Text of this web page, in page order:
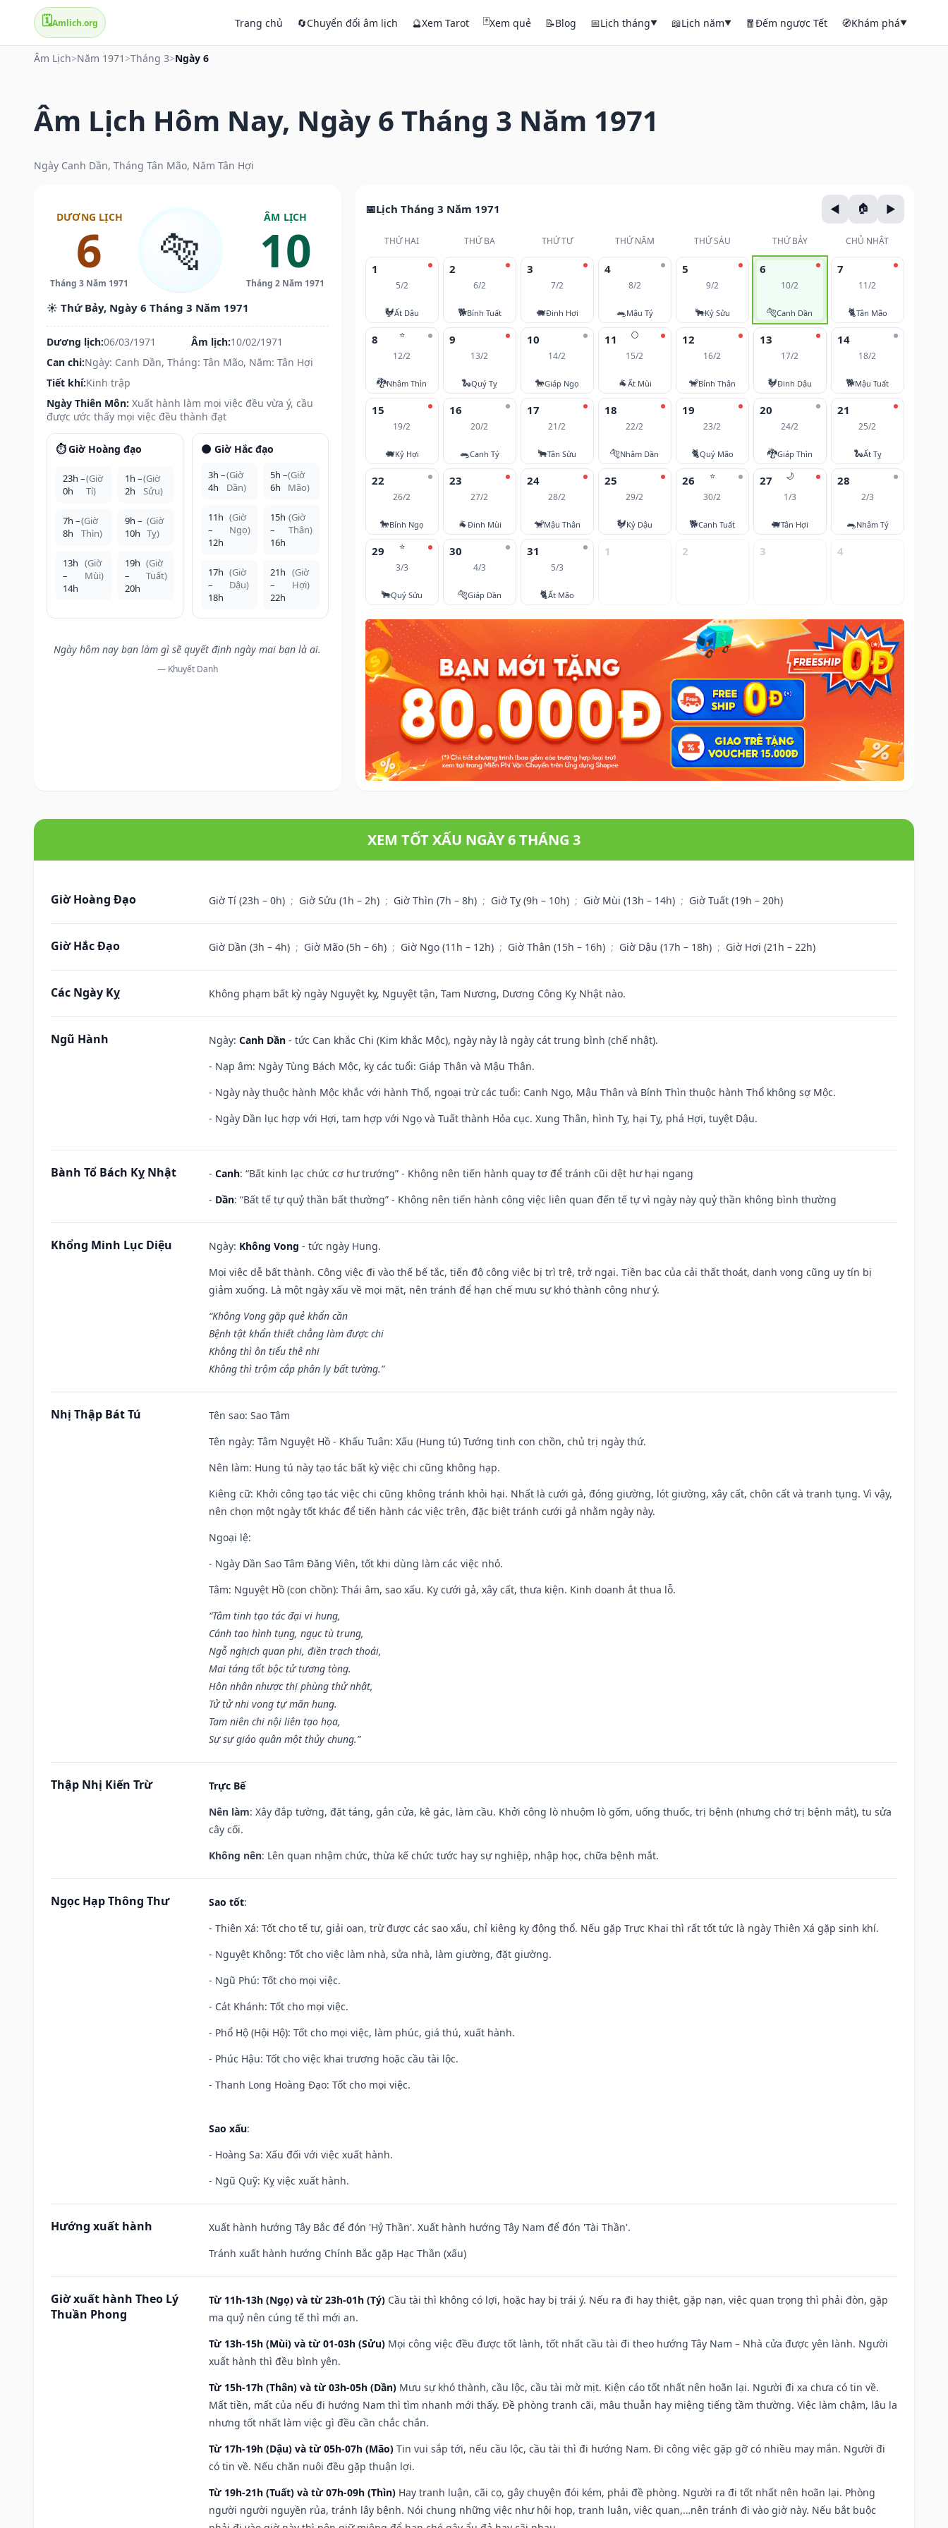
🗓️Amlich.org Trang chủ 🔄Chuyển đổi âm lịch 🔮Xem Tarot 🃏Xem quẻ 📝Blog 📅Lịch tháng▼ 📖Lịch năm▼ 🧧Đếm ngược Tết 🧭Khám phá▼
Âm Lịch>Năm 1971 >Tháng 3>Ngày 6
Âm Lịch Hôm Nay, Ngày 6 Tháng 3 Năm 1971
Ngày Canh Dần, Tháng Tân Mão, Năm Tân Hợi
DƯƠNG LỊCH
6
Tháng 3 Năm 1971
🐅
ÂM LỊCH
10
Tháng 2 Năm 1971
☀️ Thứ Bảy, Ngày 6 Tháng 3 Năm 1971
Dương lịch:06/03/1971 Âm lịch:10/02/1971
Can chi:Ngày: Canh Dần, Tháng: Tân Mão, Năm: Tân Hợi
Tiết khí:Kinh trập
Ngày Thiên Môn: Xuất hành làm mọi việc đều vừa ý, cầu
được ước thấy mọi việc đều thành đạt
⏱️ Giờ Hoàng đạo
23h –
0h
(Giờ
Tí)
1h –
2h
(Giờ
Sửu)
7h –
8h
(Giờ
Thìn)
9h –
10h
(Giờ
Tỵ)
13h
–
14h
(Giờ
Mùi)
19h
–
20h
(Giờ
Tuất)
🌑 Giờ Hắc đạo
3h –
4h
(Giờ
Dần)
5h –
6h
(Giờ
Mão)
11h
–
12h
(Giờ
Ngọ)
15h
–
16h
(Giờ
Thân)
17h
–
18h
(Giờ
Dậu)
21h
–
22h
(Giờ
Hợi)
Ngày hôm nay bạn làm gì sẽ quyết định ngày mai bạn là ai.
— Khuyết Danh
Lịch Tháng 3 Năm 1971
THỨ HAI THỨ BA THỨ TƯ THỨ NĂM THỨ SÁU THỨ BẢY CHỦ NHẬT
1
5/2
🐓Ất Dậu
2
6/2
🐕Bính Tuất
3
7/2
🐖Đinh Hợi
4
8/2
🐀Mậu Tý
5
9/2
🐂Kỷ Sửu
6
10/2
🐅Canh Dần
7
11/2
🐈Tân Mão
⭐
8
12/2
🐉Nhâm Thìn
9
13/2
🐍Quý Tỵ
10
14/2
🐎Giáp Ngọ
🌕
11
15/2
🐐Ất Mùi
12
16/2
🐒Bính Thân
13
17/2
🐓Đinh Dậu
14
18/2
🐕Mậu Tuất
15
19/2
🐖Kỷ Hợi
16
20/2
🐀Canh Tý
17
21/2
🐂Tân Sửu
18
22/2
🐅Nhâm Dần
19
23/2
🐈Quý Mão
20
24/2
🐉Giáp Thìn
21
25/2
🐍Ất Tỵ
22
26/2
🐎Bính Ngọ
23
27/2
🐐Đinh Mùi
24
28/2
🐒Mậu Thân
25
29/2
🐓Kỷ Dậu
⭐
26
30/2
🐕Canh Tuất
🌙
27
1/3
🐖Tân Hợi
28
2/3
🐀Nhâm Tý
⭐
29
3/3
🐂Quý Sửu
30
4/3
🐅Giáp Dần
31
5/3
🐈Ất Mão
1 2 3 4
XEM TỐT XẤU NGÀY 6 THÁNG 3
Giờ Hoàng Đạo Giờ Tí (23h – 0h) ; Giờ Sửu (1h – 2h) ; Giờ Thìn (7h – 8h) ; Giờ Tỵ (9h – 10h) ; Giờ Mùi (13h – 14h) ; Giờ Tuất (19h – 20h)
Giờ Hắc Đạo Giờ Dần (3h – 4h) ; Giờ Mão (5h – 6h) ; Giờ Ngọ (11h – 12h) ; Giờ Thân (15h – 16h) ; Giờ Dậu (17h – 18h) ; Giờ Hợi (21h – 22h)
Các Ngày Kỵ Không phạm bất kỳ ngày Nguyệt kỵ, Nguyệt tận, Tam Nương, Dương Công Kỵ Nhật nào.
Ngũ Hành Ngày: Canh Dần - tức Can khắc Chi (Kim khắc Mộc), ngày này là ngày cát trung bình (chế nhật).
- Nạp âm: Ngày Tùng Bách Mộc, kỵ các tuổi: Giáp Thân và Mậu Thân.
- Ngày này thuộc hành Mộc khắc với hành Thổ, ngoại trừ các tuổi: Canh Ngọ, Mậu Thân và Bính Thìn thuộc hành Thổ không sợ Mộc.
- Ngày Dần lục hợp với Hợi, tam hợp với Ngọ và Tuất thành Hỏa cục. Xung Thân, hình Tỵ, hại Tỵ, phá Hợi, tuyệt Dậu.
Bành Tổ Bách Kỵ Nhật - Canh: “Bất kinh lạc chức cơ hư trướng” - Không nên tiến hành quay tơ để tránh cũi dệt hư hại ngang
- Dần: “Bất tế tự quỷ thần bất thường” - Không nên tiến hành công việc liên quan đến tế tự vì ngày này quỷ thần không bình thường
Khổng Minh Lục Diệu Ngày: Không Vong - tức ngày Hung.
Mọi việc dễ bất thành. Công việc đi vào thế bế tắc, tiến độ công việc bị trì trệ, trở ngại. Tiền bạc của cải thất thoát, danh vọng cũng uy tín bị
giảm xuống. Là một ngày xấu về mọi mặt, nên tránh để hạn chế mưu sự khó thành công như ý.
“Không Vong gặp quẻ khẩn cần
Bệnh tật khẩn thiết chẳng làm được chi
Không thì ôn tiểu thê nhi
Không thì trộm cắp phân ly bất tường.”
Nhị Thập Bát Tú Tên sao: Sao Tâm
Tên ngày: Tâm Nguyệt Hồ - Khấu Tuân: Xấu (Hung tú) Tướng tinh con chồn, chủ trị ngày thứ.
Nên làm: Hung tú này tạo tác bất kỳ việc chi cũng không hạp.
Kiêng cữ: Khởi công tạo tác việc chi cũng không tránh khỏi hại. Nhất là cưới gả, đóng giường, lót giường, xây cất, chôn cất và tranh tụng. Vì vậy,
nên chọn một ngày tốt khác để tiến hành các việc trên, đặc biệt tránh cưới gả nhằm ngày này.
Ngoại lệ:
- Ngày Dần Sao Tâm Đăng Viên, tốt khi dùng làm các việc nhỏ.
Tâm: Nguyệt Hồ (con chồn): Thái âm, sao xấu. Kỵ cưới gả, xây cất, thưa kiện. Kinh doanh ắt thua lỗ.
“Tâm tinh tạo tác đại vi hung,
Cánh tao hình tụng, ngục tù trung,
Ngỗ nghịch quan phi, điền trạch thoái,
Mai táng tốt bộc tử tương tòng.
Hôn nhân nhược thị phùng thử nhật,
Tử tử nhi vong tự mãn hung.
Tam niên chi nội liên tạo họa,
Sự sự giáo quân một thủy chung.”
Thập Nhị Kiến Trừ
Trực Bế
Nên làm: Xây đắp tường, đặt táng, gắn cửa, kê gác, làm cầu. Khởi công lò nhuộm lò gốm, uống thuốc, trị bệnh (nhưng chớ trị bệnh mắt), tu sửa
cây cối.
Không nên: Lên quan nhậm chức, thừa kế chức tước hay sự nghiệp, nhập học, chữa bệnh mắt.
Ngọc Hạp Thông Thư Sao tốt:
- Thiên Xá: Tốt cho tế tự, giải oan, trừ được các sao xấu, chỉ kiêng kỵ động thổ. Nếu gặp Trực Khai thì rất tốt tức là ngày Thiên Xá gặp sinh khí.
- Nguyệt Không: Tốt cho việc làm nhà, sửa nhà, làm giường, đặt giường.
- Ngũ Phú: Tốt cho mọi việc.
- Cát Khánh: Tốt cho mọi việc.
- Phổ Hộ (Hội Hộ): Tốt cho mọi việc, làm phúc, giá thú, xuất hành.
- Phúc Hậu: Tốt cho việc khai trương hoặc cầu tài lộc.
- Thanh Long Hoàng Đạo: Tốt cho mọi việc.
Sao xấu:
- Hoàng Sa: Xấu đối với việc xuất hành.
- Ngũ Quỹ: Kỵ việc xuất hành.
Hướng xuất hành
Xuất hành hướng Tây Bắc để đón 'Hỷ Thần'. Xuất hành hướng Tây Nam để đón 'Tài Thần'.
Tránh xuất hành hướng Chính Bắc gặp Hạc Thần (xấu)
Giờ xuất hành Theo Lý
Thuần Phong
Từ 11h-13h (Ngọ) và từ 23h-01h (Tý) Cầu tài thì không có lợi, hoặc hay bị trái ý. Nếu ra đi hay thiệt, gặp nạn, việc quan trọng thì phải đòn, gặp
ma quỷ nên cúng tế thì mới an.
Từ 13h-15h (Mùi) và từ 01-03h (Sửu) Mọi công việc đều được tốt lành, tốt nhất cầu tài đi theo hướng Tây Nam – Nhà cửa được yên lành. Người
xuất hành thì đều bình yên.
Từ 15h-17h (Thân) và từ 03h-05h (Dần) Mưu sự khó thành, cầu lộc, cầu tài mờ mịt. Kiện cáo tốt nhất nên hoãn lại. Người đi xa chưa có tin về.
Mất tiền, mất của nếu đi hướng Nam thì tìm nhanh mới thấy. Đề phòng tranh cãi, mâu thuẫn hay miệng tiếng tầm thường. Việc làm chậm, lâu la
nhưng tốt nhất làm việc gì đều cần chắc chắn.
Từ 17h-19h (Dậu) và từ 05h-07h (Mão) Tin vui sắp tới, nếu cầu lộc, cầu tài thì đi hướng Nam. Đi công việc gặp gỡ có nhiều may mắn. Người đi
có tin về. Nếu chăn nuôi đều gặp thuận lợi.
Từ 19h-21h (Tuất) và từ 07h-09h (Thìn) Hay tranh luận, cãi cọ, gây chuyện đói kém, phải đề phòng. Người ra đi tốt nhất nên hoãn lại. Phòng
người người nguyền rủa, tránh lây bệnh. Nói chung những việc như hội họp, tranh luận, việc quan,…nên tránh đi vào giờ này. Nếu bắt buộc